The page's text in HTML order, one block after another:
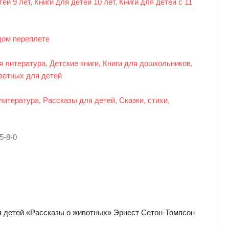
9 лет, Книги для детей 10 лет, Книги для детей с 11
переплете
литература, Детские книги, Книги для дошкольников,
для детей
, Рассказы для детей, Сказки, стихи,
8-0
детей «Рассказы о животных» Эрнест Сетон-Томпсон